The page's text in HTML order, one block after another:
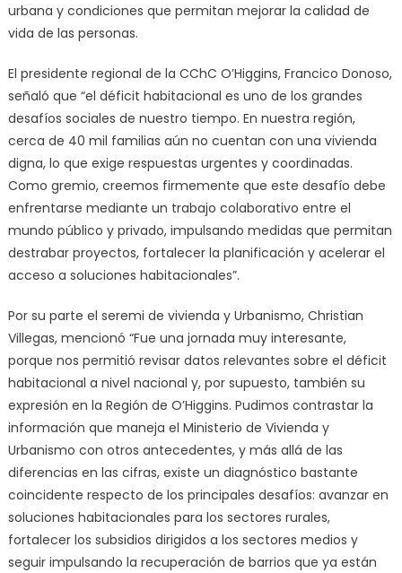
urbana y condiciones que permitan mejorar la calidad de
vida de las personas.
El presidente regional de la CChC O’Higgins, Francico Donoso,
señaló que “el déficit habitacional es uno de los grandes
desafíos sociales de nuestro tiempo. En nuestra región,
cerca de 40 mil familias aún no cuentan con una vivienda
digna, lo que exige respuestas urgentes y coordinadas.
Como gremio, creemos firmemente que este desafío debe
enfrentarse mediante un trabajo colaborativo entre el
mundo público y privado, impulsando medidas que permitan
destrabar proyectos, fortalecer la planificación y acelerar el
acceso a soluciones habitacionales”.
Por su parte el seremi de vivienda y Urbanismo, Christian
Villegas, mencionó “Fue una jornada muy interesante,
porque nos permitió revisar datos relevantes sobre el déficit
habitacional a nivel nacional y, por supuesto, también su
expresión en la Región de O’Higgins. Pudimos contrastar la
información que maneja el Ministerio de Vivienda y
Urbanismo con otros antecedentes, y más allá de las
diferencias en las cifras, existe un diagnóstico bastante
coincidente respecto de los principales desafíos: avanzar en
soluciones habitacionales para los sectores rurales,
fortalecer los subsidios dirigidos a los sectores medios y
seguir impulsando la recuperación de barrios que ya están